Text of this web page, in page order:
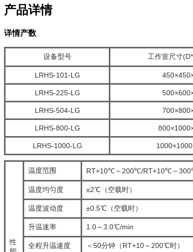
产品详情
详情产数
设备型号 工作室尺寸
LRHS-101-LG
LRHS-225-LG
LRHS-504-LG
LRHS-800-LG
LRHS-1000-LG
性
温度范围 RT+10℃～200℃/RT+10℃～
温度均匀度 ≤2℃（空载时）
温度波动度 ±0.5℃（空载时）
升温速率 1.0～3.0℃/min
全程升温速度 ＜50分钟（RT+10～200℃时）